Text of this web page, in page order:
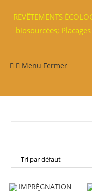
REVÊTEMENTS
biosourcées;
Menu Fermer